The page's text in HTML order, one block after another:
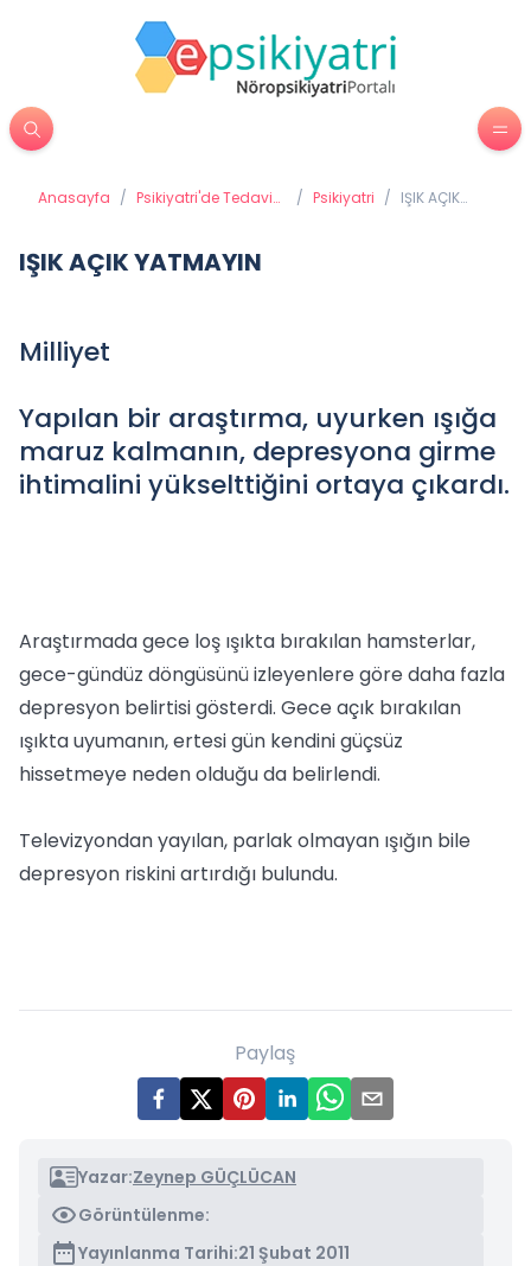
Anasayfa / Psikiyatri'de Tedavi
/ Psikiyatri / IŞIK AÇIK
IŞIK AÇIK YATMAYIN
Milliyet
Yapılan bir araştırma, uyurken ışığa
maruz kalmanın, depresyona girme
ihtimalini yükselttiğini ortaya çıkardı.
Araştırmada gece loş ışıkta bırakılan hamsterlar,
gece-gündüz döngüsünü izleyenlere göre daha fazla
depresyon belirtisi gösterdi. Gece açık bırakılan
ışıkta uyumanın, ertesi gün kendini güçsüz
hissetmeye neden olduğu da belirlendi.
Televizyondan yayılan, parlak olmayan ışığın bile
depresyon riskini artırdığı bulundu.
Paylaş
Yazar:Zeynep GÜÇLÜCAN
Görüntülenme:
Yayınlanma Tarihi:21 Şubat 2011